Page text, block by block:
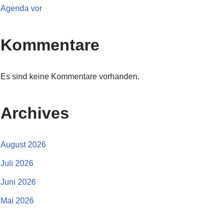
Agenda vor
Kommentare
Es sind keine Kommentare vorhanden.
Archives
August 2026
Juli 2026
Juni 2026
Mai 2026